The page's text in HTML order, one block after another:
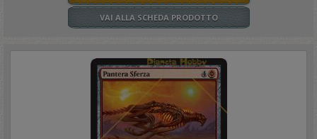
VAI ALLA SCHEDA PRODOTTO